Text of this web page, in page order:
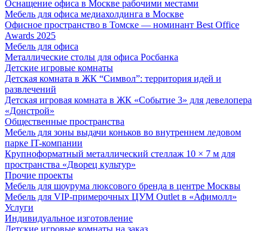
Оснащение офиса в Москве рабочими местами
Мебель для офиса медиахолдинга в Москве
Офисное пространство в Томске — номинант Best Office
Awards 2025
Мебель для офиса
Металлические столы для офиса Росбанка
Детские игровые комнаты
Детская комната в ЖК “Символ”: территория идей и
развлечений
Детская игровая комната в ЖК «Событие 3» для девелопера
«Донстрой»
Общественные пространства
Мебель для зоны выдачи коньков во внутреннем ледовом
парке IT-компании
Крупноформатный металлический стеллаж 10 × 7 м для
пространства «Дворец культур»
Прочие проекты
Мебель для шоурума люксового бренда в центре Москвы
Мебель для VIP-примерочных ЦУМ Outlet в «Афимолл»
Услуги
Индивидуальное изготовление
Детские игровые комнаты на заказ